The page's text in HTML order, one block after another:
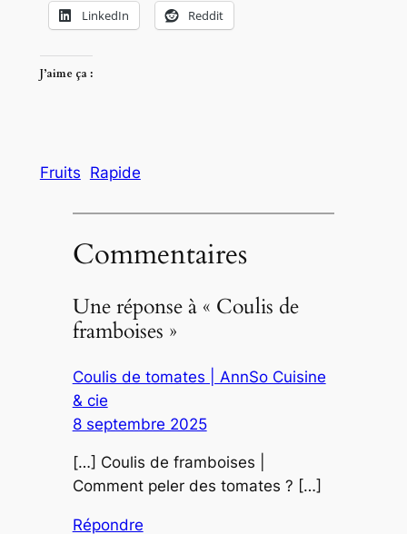
LinkedIn Reddit
J’aime ça :
Fruits Rapide
Commentaires
Une réponse à « Coulis de
framboises »
Coulis de tomates | AnnSo Cuisine
& cie
8 septembre 2025
[…] Coulis de framboises |
Comment peler des tomates ? […]
Répondre